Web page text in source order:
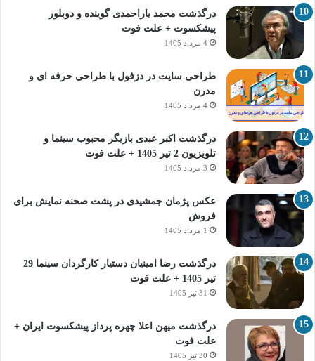
درگذشت محمد یاراحمدی گوینده و دوبلور
پیشکسوت + علت فوت
4 مرداد 1405
طراحی سایت در دزفول با طراحی حرفه‌ ای و
مدرن
4 مرداد 1405
درگذشت اکبر عبدی بازیگر محبوب سینما و
تلویزیون 2 تیر 1405 + علت فوت
3 مرداد 1405
عکس پژمان جمشیدی در پشت صحنه نمایش برای
فروش
1 مرداد 1405
درگذشت رضا امینیان دستیار کارگردان سینما 29
تیر 1405 + علت فوت
31 تیر 1405
درگذشت میهن اعلا چهره پرداز پیشکسوت ایران +
علت فوت
30 تیر 1405